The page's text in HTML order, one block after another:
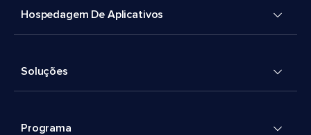
Hospedagem De Aplicativos
Soluções
Programa